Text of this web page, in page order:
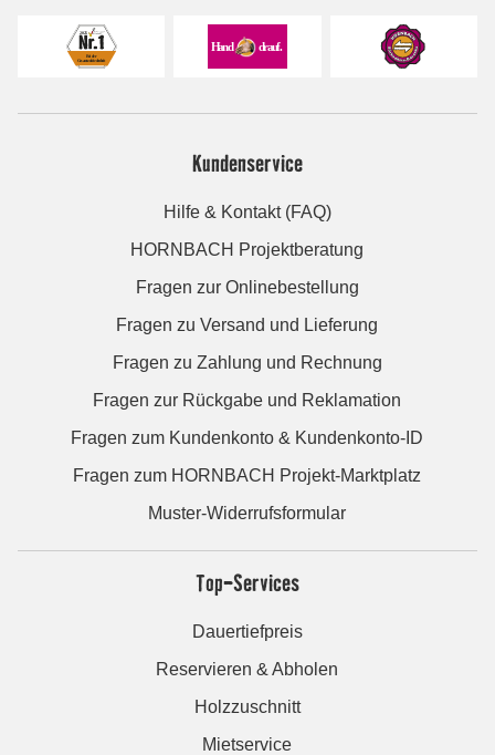
Kundenservice
Hilfe & Kontakt (FAQ)
HORNBACH Projektberatung
Fragen zur Onlinebestellung
Fragen zu Versand und Lieferung
Fragen zu Zahlung und Rechnung
Fragen zur Rückgabe und Reklamation
Fragen zum Kundenkonto & Kundenkonto-ID
Fragen zum HORNBACH Projekt-Marktplatz
Muster-Widerrufsformular
Top-Services
Dauertiefpreis
Reservieren & Abholen
Holzzuschnitt
Mietservice